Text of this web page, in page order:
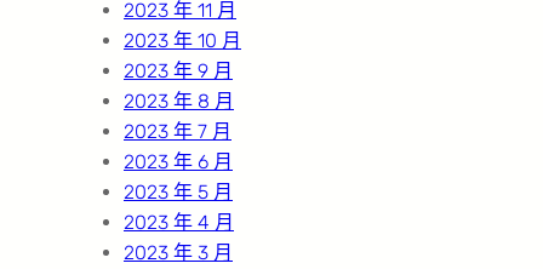
2023 年 11 月
2023 年 10 月
2023 年 9 月
2023 年 8 月
2023 年 7 月
2023 年 6 月
2023 年 5 月
2023 年 4 月
2023 年 3 月